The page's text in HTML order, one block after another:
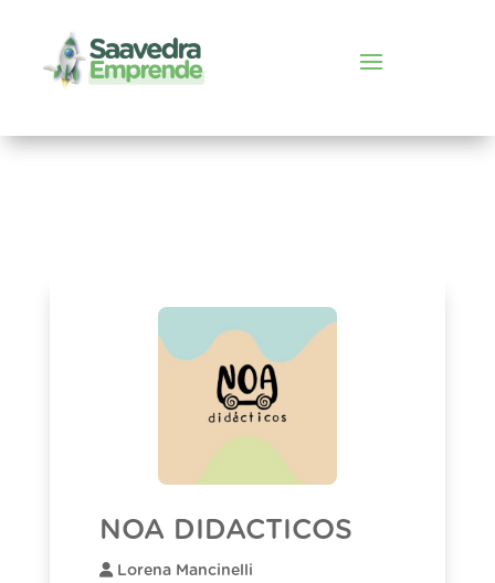
NOA DIDACTICOS
Lorena Mancinelli